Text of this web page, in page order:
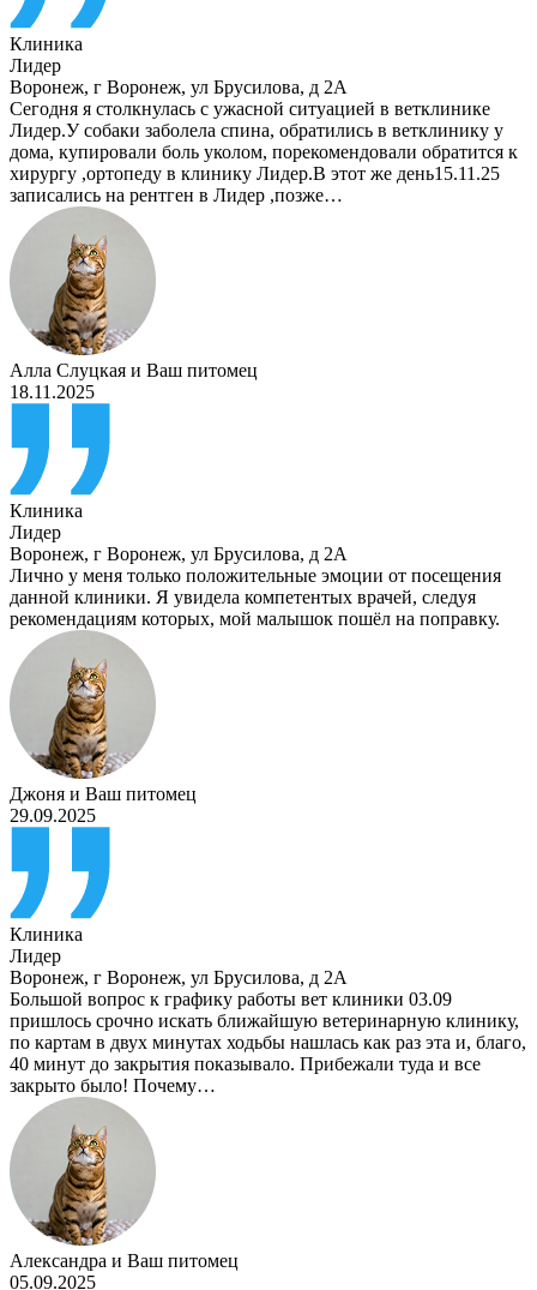
Клиника
Лидер
Воронеж, г Воронеж, ул Брусилова, д 2А
Сегодня я столкнулась с ужасной ситуацией в ветклинике
Лидер.У собаки заболела спина, обратились в ветклинику у
дома, купировали боль уколом, порекомендовали обратится к
хирургу ,ортопеду в клинику Лидер.В этот же день15.11.25
записались на рентген в Лидер ,позже…
Алла Слуцкая и Ваш питомец
18.11.2025
Клиника
Лидер
Воронеж, г Воронеж, ул Брусилова, д 2А
Лично у меня только положительные эмоции от посещения
данной клиники. Я увидела компетентых врачей, следуя
рекомендациям которых, мой малышок пошёл на поправку.
Джоня и Ваш питомец
29.09.2025
Клиника
Лидер
Воронеж, г Воронеж, ул Брусилова, д 2А
Большой вопрос к графику работы вет клиники 03.09
пришлось срочно искать ближайшую ветеринарную клинику,
по картам в двух минутах ходьбы нашлась как раз эта и, благо,
40 минут до закрытия показывало. Прибежали туда и все
закрыто было! Почему…
Александра и Ваш питомец
05.09.2025